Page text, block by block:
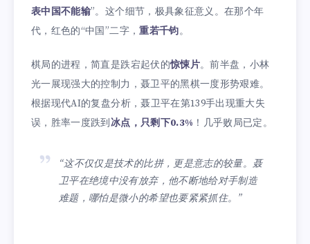
表中国不能输”。这个细节，极具象征意义。在那个年
代，红色的“中国”二字，重若千钧。
棋局的进程，简直是跌宕起伏的惊悚片。前半盘，小林
光一展现强大的控制力，聂卫平的黑棋一度形势艰难。
根据现代AI的复盘分析，聂卫平在第139手出现重大失
误，胜率一度跌到冰点，只剩下0.3% ！几乎败局已定。
“这不仅仅是技术的比拼，更是意志的较量。聂
卫平在绝境中没有放弃，他不断地给对手制造
难题，哪怕是微小的希望也要紧紧抓住。”